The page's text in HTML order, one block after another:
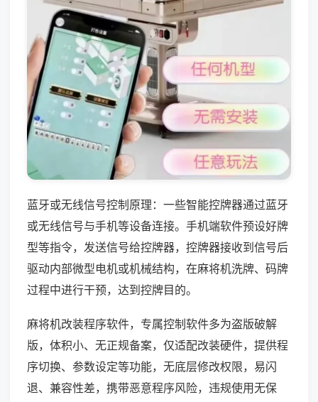
蓝牙或无线信号控制原理：一些智能控牌器通过蓝牙
或无线信号与手机等设备连接。手机端软件预设好牌
型等指令，发送信号给控牌器，控牌器接收到信号后
驱动内部微型电机或机械结构，在麻将机洗牌、码牌
过程中进行干预，达到控牌目的。
麻将机改装程序软件，专属控制软件多为盗版破解
版，体积小、无正规备案，仅适配改装硬件，提供程
序切换、参数设定等功能，无底层修改权限，易闪
退、兼容性差，携带恶意程序风险，违规使用无保